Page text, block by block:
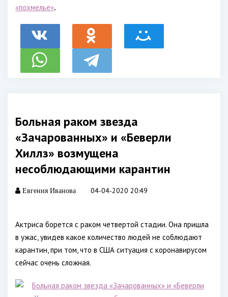
«похмелье».
Больная раком звезда
«Зачарованных» и «Беверли
Хиллз» возмущена
несоблюдающими карантин
Евгения Иванова 04-04-2020 20:49
Актриса борется с раком четвертой стадии. Она пришла
в ужас, увидев какое количество людей не соблюдают
карантин, при том, что в США ситуация с коронавирусом
сейчас очень сложная.